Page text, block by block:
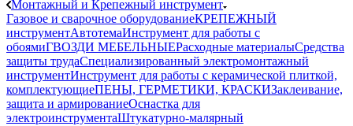
Монтажный и Крепежный инструмент
Газовое и сварочное оборудованиеКРЕПЕЖНЫЙ
инструментАвтотемаИнструмент для работы с
обоямиГВОЗДИ МЕБЕЛЬНЫЕРасходные материалыСредства
защиты трудаСпециализированный электромонтажный
инструментИнструмент для работы с керамической плиткой,
комплектующиеПЕНЫ, ГЕРМЕТИКИ, КРАСКИЗаклеивание,
защита и армированиеОснастка для
электроинструментаШтукатурно-малярный